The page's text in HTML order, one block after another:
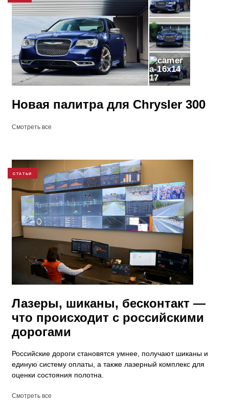
17
Новая палитра для Chrysler 300
Смотреть все
СТАТЬИ
Лазеры, шиканы, бесконтакт —
что происходит с российскими
дорогами
​Российские дороги становятся умнее, получают шиканы и
единую систему оплаты, а также лазерный комплекс для
оценки состояния полотна.
Смотреть все